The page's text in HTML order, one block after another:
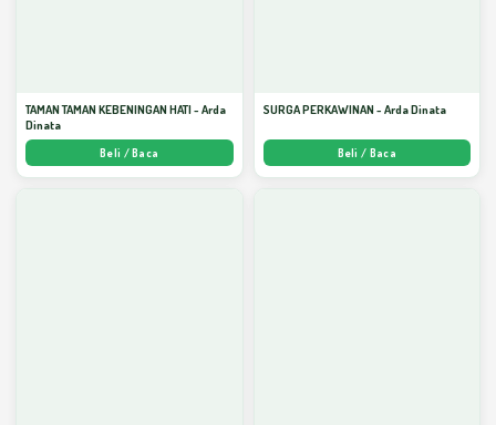
TAMAN TAMAN KEBENINGAN HATI - Arda
Dinata
Beli / Baca
SURGA PERKAWINAN - Arda Dinata
Beli / Baca